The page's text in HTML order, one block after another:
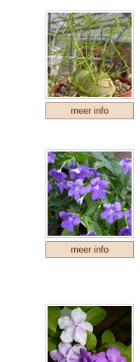
meer info
meer info